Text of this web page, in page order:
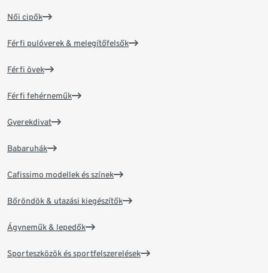
Női cipők
Férfi pulóverek & melegítőfelsők
Férfi övek
Férfi fehérneműk
Gyerekdivat
Babaruhák
Cafissimo modellek és színek
Bőröndök & utazási kiegészítők
Ágyneműk & lepedők
Sporteszközök és sportfelszerelések